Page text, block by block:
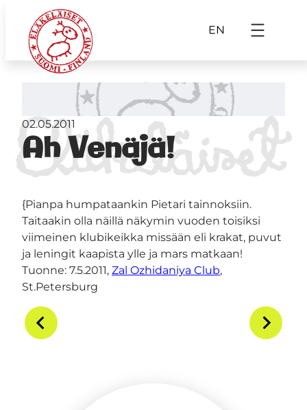
EN
Ah Venäjä!
02.05.2011
{Pianpa humpataankin Pietari tainnoksiin.
Taitaakin olla näillä näkymin vuoden toisiksi
viimeinen klubikeikka missään eli krakat, puvut
ja leningit kaapista ylle ja mars matkaan!
Tuonne: 7.5.2011, Zal Ozhidaniya Club,
St.Petersburg